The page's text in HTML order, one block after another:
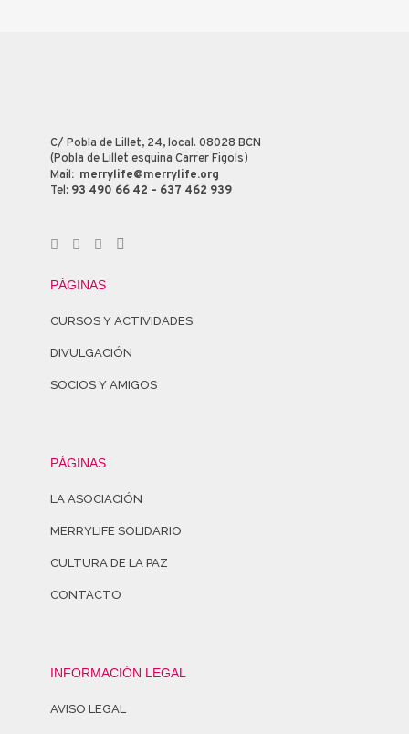
C/ Pobla de Lillet, 24, local. 08028 BCN
(Pobla de Lillet esquina Carrer Figols)
Mail: merrylife@merrylife.org
Tel: 93 490 66 42 – 637 462 939
PÁGINAS
CURSOS Y ACTIVIDADES
DIVULGACIÓN
SOCIOS Y AMIGOS
PÁGINAS
LA ASOCIACIÓN
MERRYLIFE SOLIDARIO
CULTURA DE LA PAZ
CONTACTO
INFORMACIÓN LEGAL
AVISO LEGAL